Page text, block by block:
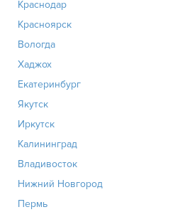
Краснодар
Красноярск
Вологда
Хаджох
Екатеринбург
Якутск
Иркутск
Калининград
Владивосток
Нижний Новгород
Пермь